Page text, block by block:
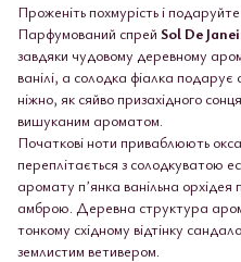
Проженіть похмурість і
Парфумований спрей Sol De
завдяки чудовому деревному
ванілі, а солодка фіалка подарує
ніжно, як сяйво призахідного
вишуканим ароматом.
Початкові ноти приваблюють
переплітається з солодкуватою
аромату пʼянка ванільна орхідея
амброю. Деревна структура
тонкому східному відтінку
землистим ветивером.